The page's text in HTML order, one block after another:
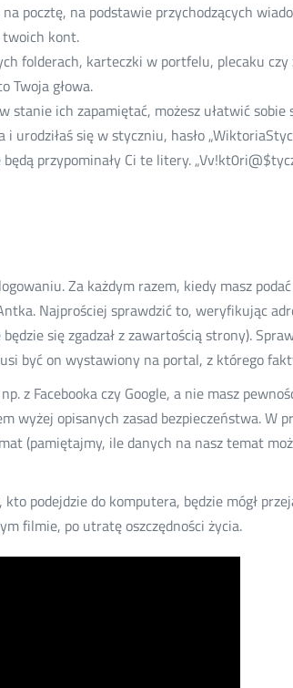
pocztę, na podstawie przychodzących
twoich kont.
folderach, karteczki w portfelu, plecaku
Twoja głowa.
ich zapamiętać, możesz ułatwić sobie
się w styczniu, hasło
przypominały Ci te litery.
Za każdym razem, kiedy masz
Najprościej sprawdzić to, weryfikując
się zgadzał z zawartością strony).
być on wystawiony na portal, z którego
z Facebooka czy Google, a nie masz
opisanych zasad bezpieczeństwa. W
(pamiętajmy, ile danych na nasz temat
podejdzie do komputera, będzie mógł
filmie, po utratę oszczędności życia.